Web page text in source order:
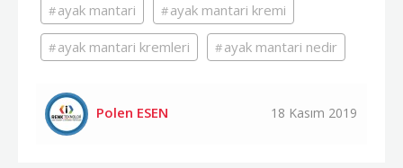
ayak mantari ayak mantari kremi
ayak mantari kremleri ayak mantari nedir
Polen ESEN 18 Kasım 2019